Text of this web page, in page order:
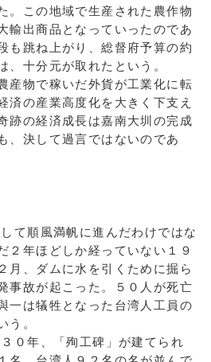
。この地域で生産された農作物
輸出商品となっていったのであ
も跳ね上がり、総督府予算の約
、十分元が取れたという。
産物で稼いだ外貨が工業化に転
済の産業高度化を大きく下支え
跡の経済成長は嘉南大圳の完成
、決して過言ではないのであ
て順風満帆に進んだわけではな
２年ほどしか経っていない１９
月、ダムに水を引くために掘ら
事故が起こった。５０人が死亡
一は犠牲となった台湾人工員の
う。
０年、「殉工碑」が建てられ